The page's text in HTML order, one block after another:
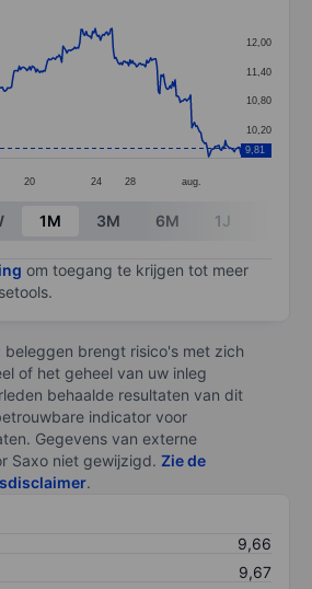
data points.
axis displaying categories.
axis displaying values. Data
20 24 28 aug.
10,20
10,80
11,40
12,00
9,81
chart.
1M 3M 6M 1J
om toegang te krijgen tot meer
beleggen brengt risico's met zich
of het geheel van uw inleg
behaalde resultaten van dit
indicator voor
Gegevens van externe
Saxo niet gewijzigd. Zie de
.
9,66
9,67